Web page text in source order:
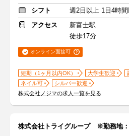
シフト
週2日以上 1日4時
アクセス
新富士駅
徒歩17分
オンライン面接可
短期（1ヶ月以内OK） 大学生歓迎
ネイル可
シルバー歓迎
株式会社ノジマの求人一覧を見る
株式会社トライグループ ※勤務地